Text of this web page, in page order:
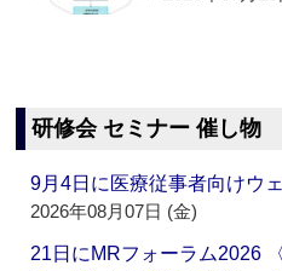
研修会 セミナー 催し物
9月4日に医療従事者向けウ
2026年08月07日 (金)
21日にMRフォーラム2026